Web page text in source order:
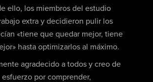
ello, los miembros del estudio
extra y decidieron pulir los
«tiene que quedar mejor, tiene
hasta optimizarlos al máximo.
agradecido a todos y creo de
por comprender,